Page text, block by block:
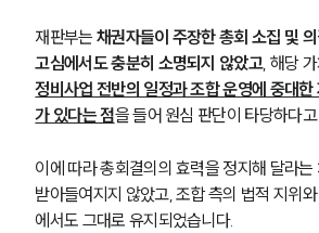
재판부는 채권자들이 주장한 총회 소집 및
고심에서도 충분히 소명되지 않았고, 해당
정비사업 전반의 일정과 조합 운영에 중대한
가 있다는 점을 들어 원심 판단이 타당하다
이에 따라 총회결의의 효력을 정지해 달라
받아들여지지 않았고, 조합 측의 법적 지위
에서도 그대로 유지되었습니다.